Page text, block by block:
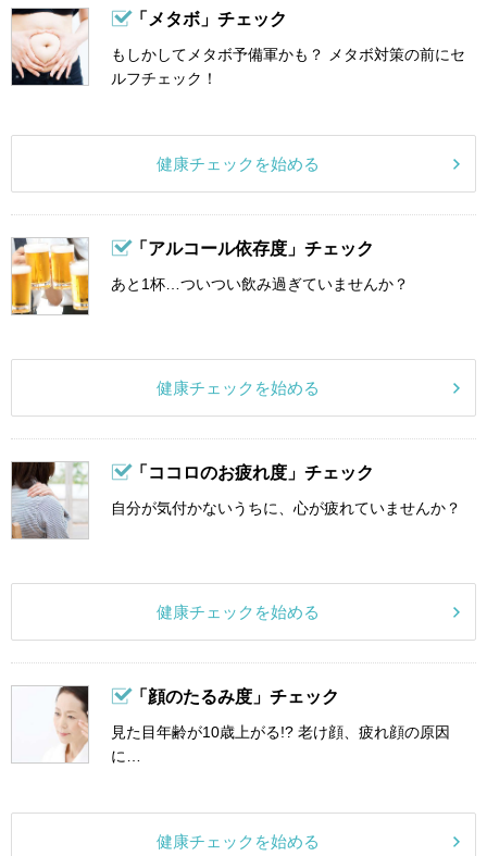
「メタボ」チェック
もしかしてメタボ予備軍かも？ メタボ対策の前にセ
ルフチェック！
健康チェックを始める
「アルコール依存度」チェック
あと1杯…ついつい飲み過ぎていませんか？
健康チェックを始める
「ココロのお疲れ度」チェック
自分が気付かないうちに、心が疲れていませんか？
健康チェックを始める
「顔のたるみ度」チェック
見た目年齢が10歳上がる!? 老け顔、疲れ顔の原因
に…
健康チェックを始める